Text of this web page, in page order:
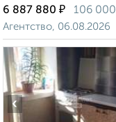
6 887 880 ₽ 106 000
Агентство, 06.08.2026
‹